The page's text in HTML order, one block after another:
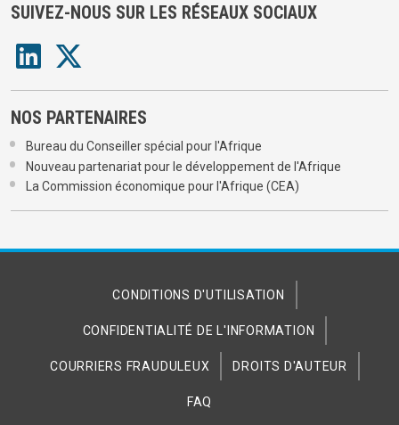
SUIVEZ-NOUS SUR LES RÉSEAUX SOCIAUX
NOS PARTENAIRES
Bureau du Conseiller spécial pour l'Afrique
Nouveau partenariat pour le développement de l'Afrique
La Commission économique pour l'Afrique (CEA)
CONDITIONS D'UTILISATION
CONFIDENTIALITÉ DE L'INFORMATION
COURRIERS FRAUDULEUX DROITS D'AUTEUR
FAQ